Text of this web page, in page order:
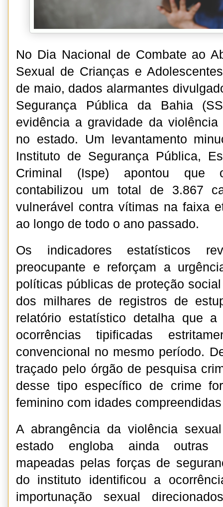
No Dia Nacional de Combate ao
Sexual de Crianças e
de maio, dados alarmantes
Segurança Pública da Bahia
evidência a gravidade da violência
no estado. Um levantamento
Instituto de Segurança Pública,
Criminal (Ispe) apontou que
contabilizou um total de 3.867
vulnerável contra vítimas na faixa
ao longo de todo o ano passado.
Os indicadores estatísticos
preocupante e reforçam a
políticas públicas de proteção
dos milhares de registros de
relatório estatístico detalha que
ocorrências tipificadas
convencional no mesmo período.
traçado pelo órgão de pesquisa
desse tipo específico de crime
feminino com idades
A abrangência da violência
estado engloba ainda outras
mapeadas pelas forças de
do instituto identificou a
importunação sexual